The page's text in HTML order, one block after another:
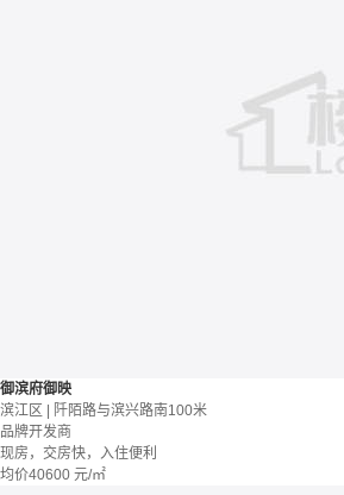
御滨府御映
滨江区 | 阡陌路与滨兴路南100米
品牌开发商
现房，交房快，入住便利
均价40600 元/㎡